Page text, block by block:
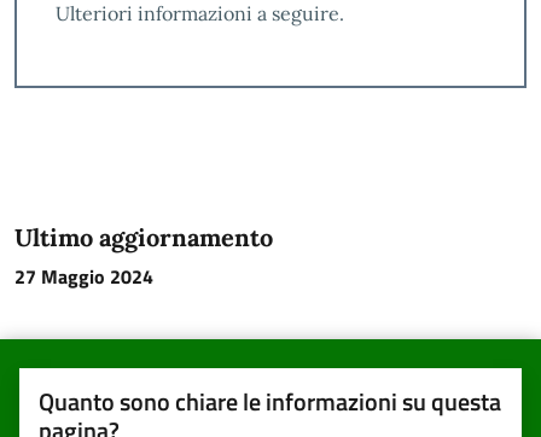
Ulteriori informazioni a seguire.
Ultimo aggiornamento
27 Maggio 2024
Quanto sono chiare le informazioni su questa